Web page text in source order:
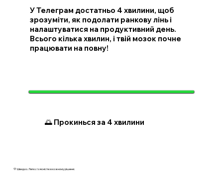
У Телеграм достатньо 4 хвилини, щоб
зрозуміти, як подолати ранкову лінь і
налаштуватися на продуктивний день.
Всього кілька хвилин, і твій мозок почне
працювати на повну!
🌅 Прокинься за 4 хвилини
💛 Швидко. Легко. І з ясністю в кожному рішенні.